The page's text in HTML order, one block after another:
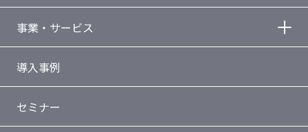
事業・サービス
導入事例
セミナー